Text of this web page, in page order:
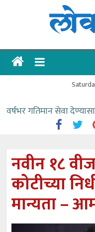
लोकसंवाद
ताज्या
वर्षभर गतिमान सेवा
प्रयत्न करावे – आमदार
आत्मामालिक गुरूकूलाचे २२८
ईच्छा आणि मेहनतीच्या
पंडोरे
आमदार आशुतोष काळे
उपक्रमांनी साजरा
नवीन १८ वीज
कोटीच्या
मान्यता –